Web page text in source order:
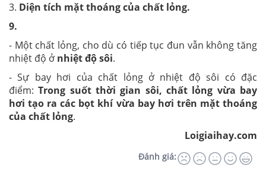
3. Diện tích mặt thoáng của chất lỏng.
9.
- Một chất lỏng, cho dù có tiếp tục đun vẫn không tăng
nhiệt độ ở nhiệt độ sôi.
- Sự bay hơi của chất lỏng ở nhiệt độ sôi có đặc
điểm:Trong suốt thời gian sôi, chất lỏng vừa bay
hơi tạo ra các bọt khí vừa bay hơi trên mặt thoáng
của chất lỏng.
Loigiaihay.com
Đánh giá: